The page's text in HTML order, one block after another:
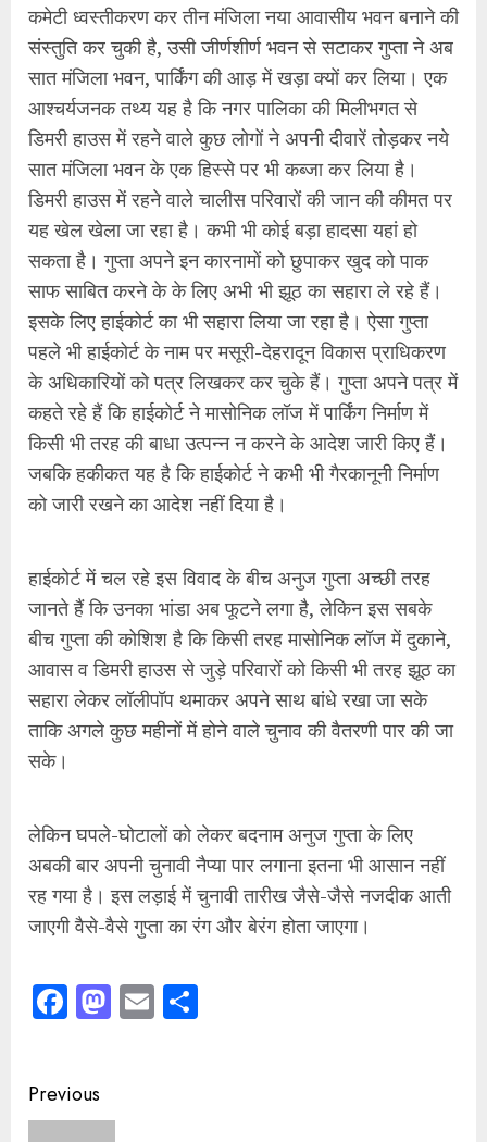
कमेटी ध्वस्तीकरण कर तीन मंजिला नया आवासीय भवन बनाने की
संस्तुति कर चुकी है, उसी जीर्णशीर्ण भवन से सटाकर गुप्ता ने अब
सात मंजिला भवन, पार्किंग की आड़ में खड़ा क्यों कर लिया। एक
आश्चर्यजनक तथ्य यह है कि नगर पालिका की मिलीभगत से
डिमरी हाउस में रहने वाले कुछ लोगों ने अपनी दीवारें तोड़कर नये
सात मंजिला भवन के एक हिस्से पर भी कब्जा कर लिया है।
डिमरी हाउस में रहने वाले चालीस परिवारों की जान की कीमत पर
यह खेल खेला जा रहा है। कभी भी कोई बड़ा हादसा यहां हो
सकता है। गुप्ता अपने इन कारनामों को छुपाकर खुद को पाक
साफ साबित करने के के लिए अभी भी झूठ का सहारा ले रहे हैं।
इसके लिए हाईकोर्ट का भी सहारा लिया जा रहा है। ऐसा गुप्ता
पहले भी हाईकोर्ट के नाम पर मसूरी-देहरादून विकास प्राधिकरण
के अधिकारियों को पत्र लिखकर कर चुके हैं। गुप्ता अपने पत्र में
कहते रहे हैं कि हाईकोर्ट ने मासोनिक लॉज में पार्किंग निर्माण में
किसी भी तरह की बाधा उत्पन्न न करने के आदेश जारी किए हैं।
जबकि हकीकत यह है कि हाईकोर्ट ने कभी भी गैरकानूनी निर्माण
को जारी रखने का आदेश नहीं दिया है।
हाईकोर्ट में चल रहे इस विवाद के बीच अनुज गुप्ता अच्छी तरह
जानते हैं कि उनका भांडा अब फूटने लगा है, लेकिन इस सबके
बीच गुप्ता की कोशिश है कि किसी तरह मासोनिक लॉज में दुकाने,
आवास व डिमरी हाउस से जुड़े परिवारों को किसी भी तरह झूठ का
सहारा लेकर लॉलीपॉप थमाकर अपने साथ बांधे रखा जा सके
ताकि अगले कुछ महीनों में होने वाले चुनाव की वैतरणी पार की जा
सके।
लेकिन घपले-घोटालों को लेकर बदनाम अनुज गुप्ता के लिए
अबकी बार अपनी चुनावी नैप्या पार लगाना इतना भी आसान नहीं
रह गया है। इस लड़ाई में चुनावी तारीख जैसे-जैसे नजदीक आती
जाएगी वैसे-वैसे गुप्ता का रंग और बेरंग होता जाएगा।
Facebook
Mastodon
Email
Continue
Previous